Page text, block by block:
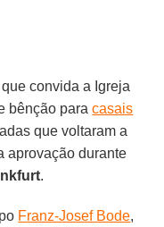
que convida a Igreja
bênção paracasais
que voltaram a
aprovação durante
.
Franz-Josef Bode,